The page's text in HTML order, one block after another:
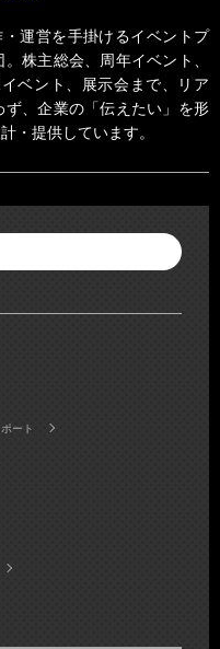
運営を手掛けるイベントプ
株主総会、周年イベント、
ベント、展示会まで、リア
、企業の「伝えたい」を形
・提供しています。
ート